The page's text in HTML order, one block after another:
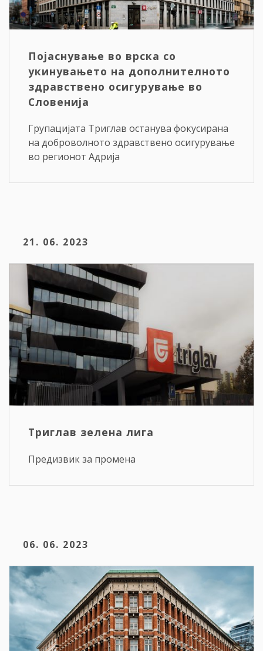
Појаснување во врска со
укинувањето на дополнителното
здравствено осигурување во
Словенија
Групацијата Триглав останува фокусирана
на доброволното здравствено осигурување
во регионот Адрија
21. 06. 2023
Триглав зелена лига
Предизвик за промена
06. 06. 2023